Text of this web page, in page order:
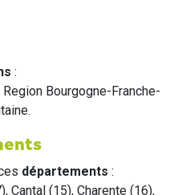
:
Bourgogne-Franche-
départements :
Cantal (15), Charente (16),